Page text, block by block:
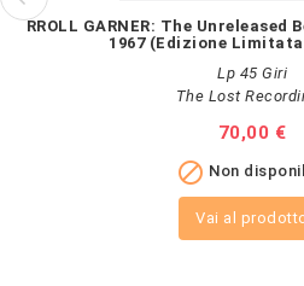
ERROLL GARNER: The
1967 (Edizione
Lp 45 Giri
The Lost
Prezzo
70,00 €
 Non
Vai al